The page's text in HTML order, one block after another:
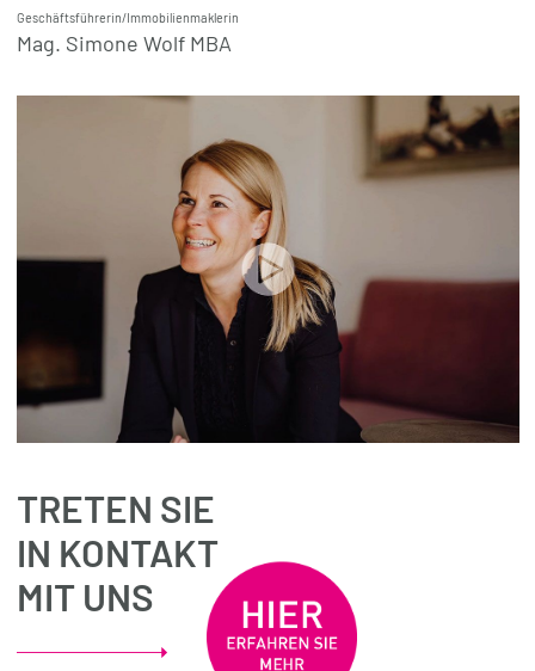
Geschäftsführerin/Immobilienmaklerin
Mag. Simone Wolf MBA
TRETEN SIE
IN KONTAKT
MIT UNS